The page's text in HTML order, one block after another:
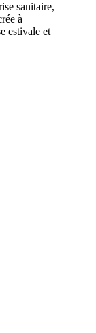
sanitaire,
à
estivale et